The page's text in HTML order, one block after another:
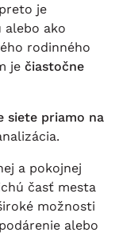
je
ako
rodinného
je čiastočne
siete priamo na
a pokojnej
časť mesta
možnosti
alebo